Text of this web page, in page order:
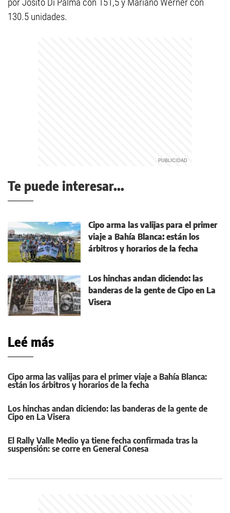
130.5 unidades.
Te puede interesar...
Cipo arma las valijas para el primer
viaje a Bahía Blanca: están los
árbitros y horarios de la fecha
Los hinchas andan diciendo: las
banderas de la gente de Cipo en La
Visera
Leé más
Cipo arma las valijas para el primer viaje a Bahía Blanca:
están los árbitros y horarios de la fecha
Los hinchas andan diciendo: las banderas de la gente de
Cipo en La Visera
El Rally Valle Medio ya tiene fecha confirmada tras la
suspensión: se corre en General Conesa